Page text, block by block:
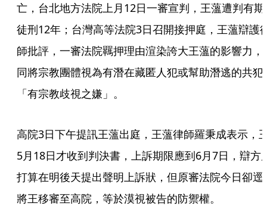
亡，台北地方法院上月12日一審宣判，王薀遭判有期
徒刑12年；台灣高等法院3日召開接押庭，王薀辯護
師批評，一審法院羈押理由渲染誇大王薀的影響力，
同將宗教團體視為有潛在藏匿人犯或幫助潛逃的共犯
「有宗教歧視之嫌」。
高院3日下午提訊王薀出庭，王薀律師羅秉成表示，
5月18日才收到判決書，上訴期限應到6月7日，辯方
打算在明後天提出聲明上訴狀，但原審法院今日卻逕
將王移審至高院，等於漠視被告的防禦權。